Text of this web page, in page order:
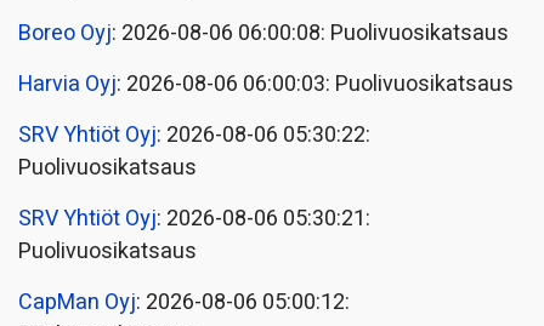
Boreo Oyj: 2026-08-06 06:00:08: Puolivuosikatsaus
Harvia Oyj: 2026-08-06 06:00:03: Puolivuosikatsaus
SRV Yhtiöt Oyj: 2026-08-06 05:30:22:
Puolivuosikatsaus
SRV Yhtiöt Oyj: 2026-08-06 05:30:21:
Puolivuosikatsaus
CapMan Oyj: 2026-08-06 05:00:12: